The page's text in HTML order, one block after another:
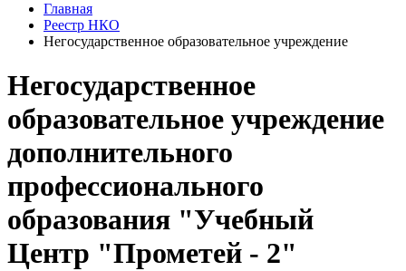
Главная
Реестр НКО
Негосударственное образовательное учреждение
Негосударственное
образовательное учреждение
дополнительного
профессионального
образования "Учебный
Центр "Прометей - 2"